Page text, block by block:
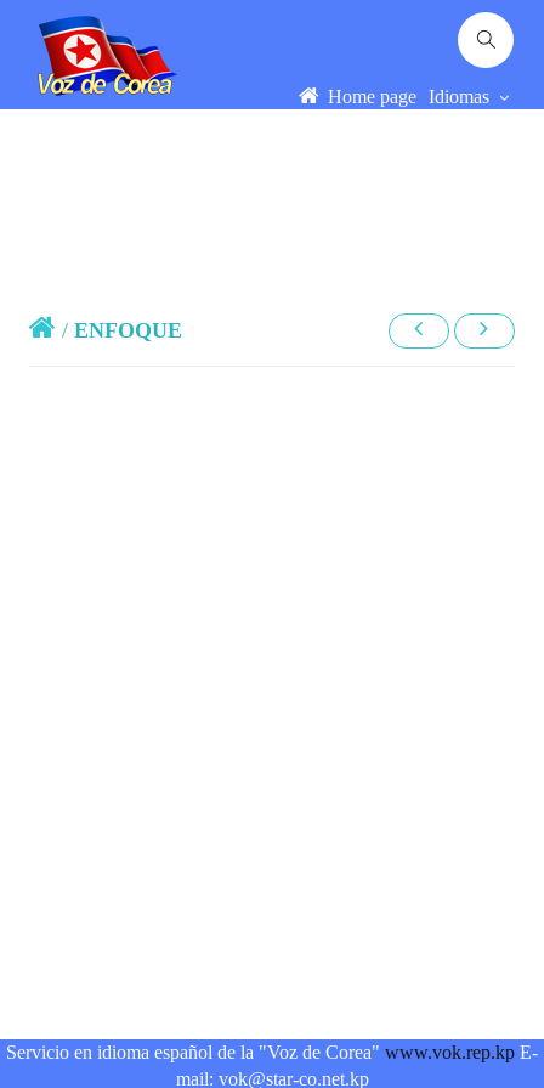
Home page Idiomas
/ENFOQUE
Servicio en idioma español de la "Voz de Corea" www.vok.rep.kp E-
mail: vok@star-co.net.kp